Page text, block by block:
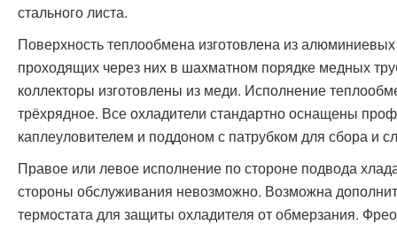
стального листа.
Поверхность теплообмена изготовлена из
проходящих через них в шахматном порядке медных
коллекторы изготовлены из меди. Исполнение
трёхрядное. Все охладители стандартно оснащены
каплеуловителем и поддоном с патрубком для сбора и
Правое или левое исполнение по стороне подвода
стороны обслуживания невозможно. Возможна
термостата для защиты охладителя от обмерзания.